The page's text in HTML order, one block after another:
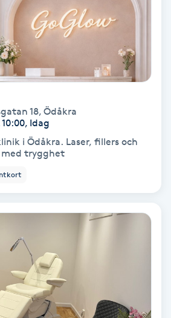
18, Ödåkra
Idag
i Ödåkra. Laser, fillers och
trygghet